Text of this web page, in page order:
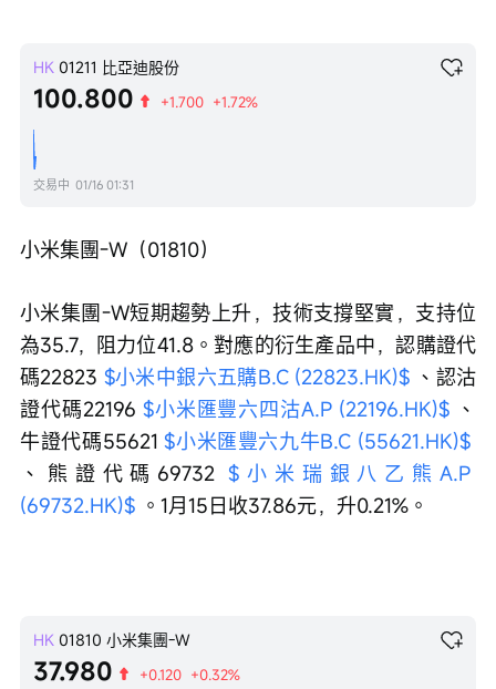
HK 01211 比亞迪股份
100.800 +1.700 +1.72%
交易中 01/16 01:31
小米集團-W（01810）
小米集團-W短期趨勢上升，技術支撐堅實，支持位
為35.7，阻力位41.8。對應的衍生產品中，認購證代
碼22823 $小米中銀六五購B.C (22823.HK)$ 、認沽
證代碼22196 $小米匯豐六四沽A.P (22196.HK)$ 、
牛證代碼55621 $小米匯豐六九牛B.C (55621.HK)$
、熊證代碼69732 $小米瑞銀八乙熊A.P
(69732.HK)$ 。1月15日收37.86元，升0.21%。
HK 01810 小米集團-W
37.980 +0.120 +0.32%